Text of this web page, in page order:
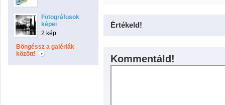
Fotográfusok
képei
2 kép
Böngéssz a galériák
között!
Értékeld!
Kommentáld!